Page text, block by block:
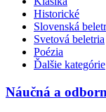
Historické
Slovenská
Svetová beletria
Poézia
Ďalšie kategórie
Náučná a